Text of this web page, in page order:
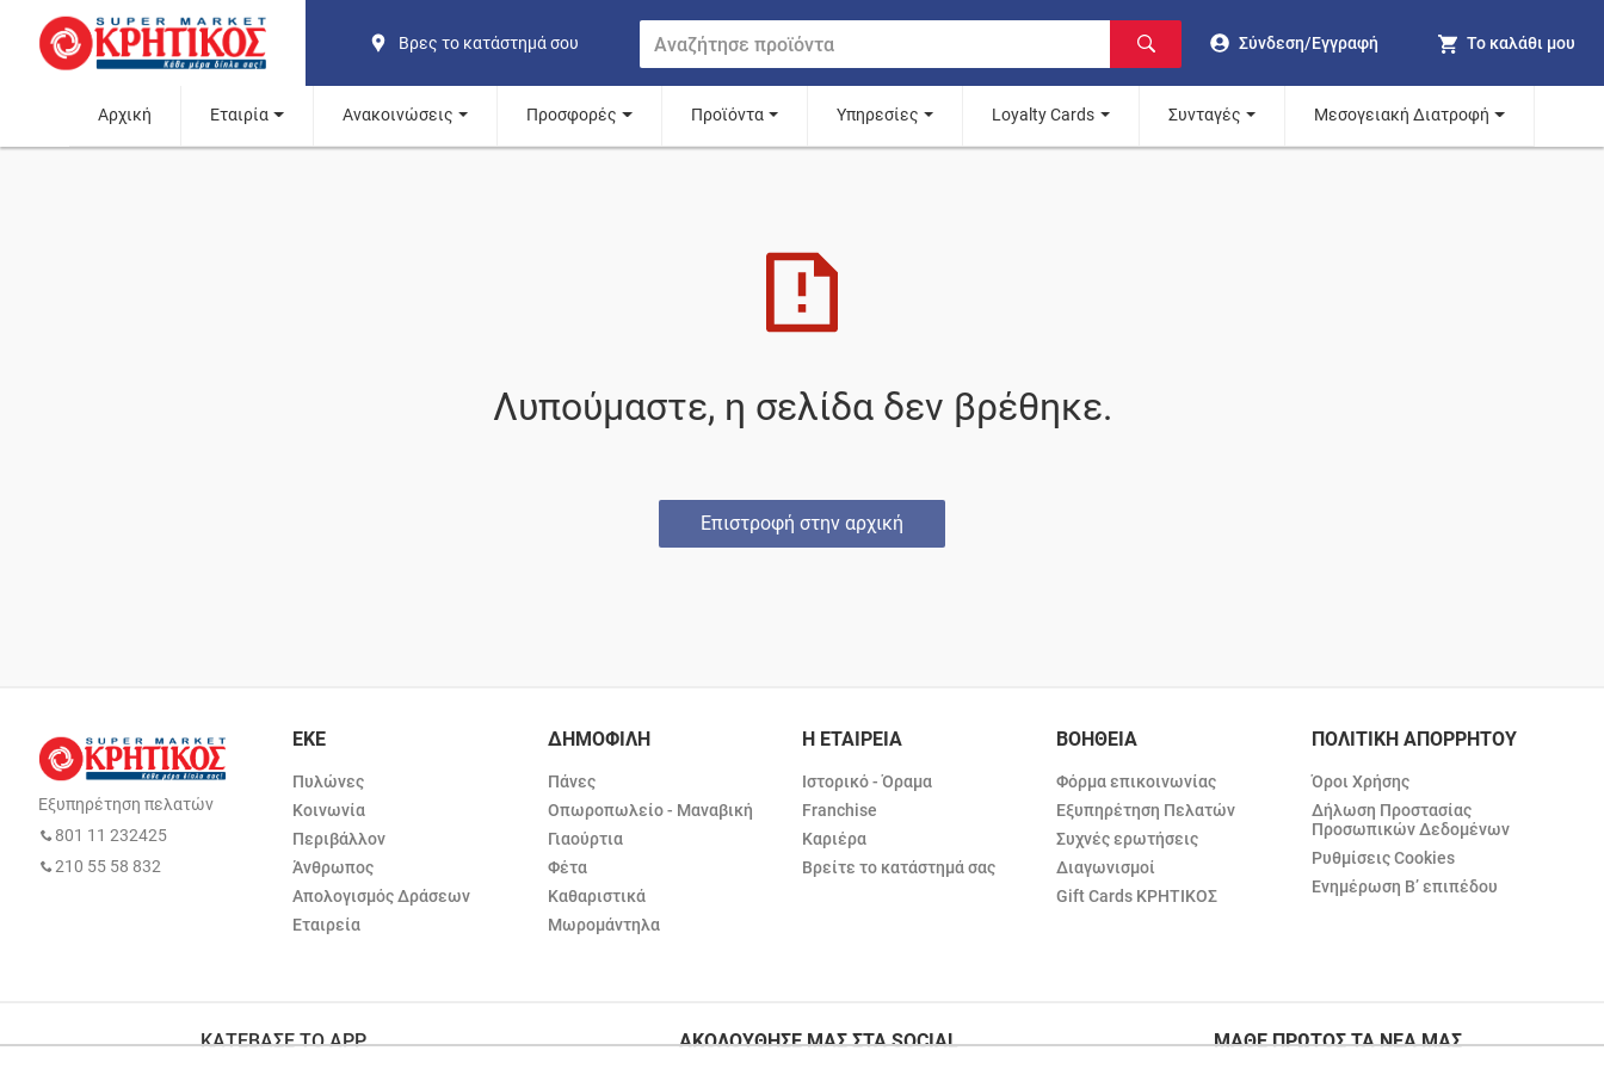
Βρες το κατάστημά σου Σύνδεση/Εγγραφή Το καλάθι μου
Αρχική Εταιρία Ανακοινώσεις Προσφορές Προϊόντα Υπηρεσίες Loyalty Cards Συνταγές Μεσογειακή Διατροφή
Λυπούμαστε, η σελίδα δεν βρέθηκε.
Επιστροφή στην αρχική
Εξυπηρέτηση πελατών
801 11 232425
210 55 58 832
ΕΚΕ
Πυλώνες
Κοινωνία
Περιβάλλον
Άνθρωπος
Απολογισμός Δράσεων
Εταιρεία
ΔΗΜΟΦΙΛΗ
Πάνες
Οπωροπωλείο - Μαναβική
Γιαούρτια
Φέτα
Καθαριστικά
Μωρομάντηλα
Η ΕΤΑΙΡΕΙΑ
Ιστορικό - Όραμα
Franchise
Καριέρα
Βρείτε το κατάστημά σας
ΒΟΗΘΕΙΑ
Φόρμα επικοινωνίας
Εξυπηρέτηση Πελατών
Συχνές ερωτήσεις
Διαγωνισμοί
Gift Cards ΚΡΗΤΙΚΟΣ
ΠΟΛΙΤΙΚΗ ΑΠΟΡΡΗΤΟΥ
Όροι Χρήσης
Δήλωση Προστασίας
Προσωπικών Δεδομένων
Ρυθμίσεις Cookies
Ενημέρωση Β’ επιπέδου
ΚΑΤΕΒΑΣΕ ΤΟ APP ΑΚΟΛΟΥΘΗΣΕ ΜΑΣ ΣΤΑ SOCIAL ΜΑΘΕ ΠΡΩΤΟΣ ΤΑ ΝΕΑ ΜΑΣ